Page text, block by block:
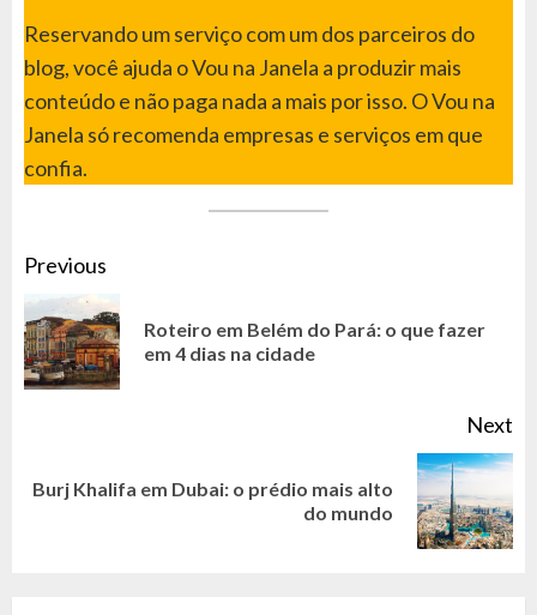
Reservando um serviço com um dos parceiros do
blog, você ajuda o Vou na Janela a produzir mais
conteúdo e não paga nada a mais por isso. O Vou na
Janela só recomenda empresas e serviços em que
confia.
CONTINUE
READING
Previous
Roteiro em Belém do Pará: o que fazer
em 4 dias na cidade
Next
Next
Burj Khalifa em Dubai: o prédio mais alto
do mundo